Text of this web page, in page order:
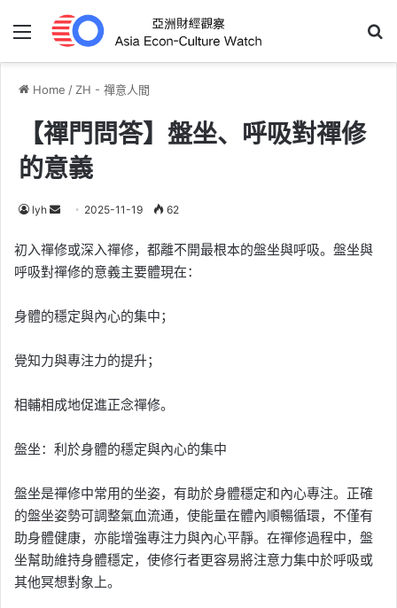
Menu
Home / ZH - 禪意人間
【禪門問答】盤坐、呼吸對禪修
的意義
lyh
Send
email
2025-11-19 62
初入禪修或深入禪修，都離不開最根本的盤坐與呼吸。盤坐與
呼吸對禪修的意義主要體現在：
身體的穩定與內心的集中；
覺知力與專注力的提升；
相輔相成地促進正念禪修。
盤坐：利於身體的穩定與內心的集中
盤坐是禪修中常用的坐姿，有助於身體穩定和內心專注。正確
的盤坐姿勢可調整氣血流通，使能量在體內順暢循環，不僅有
助身體健康，亦能增強專注力與內心平靜。在禪修過程中，盤
坐幫助維持身體穩定，使修行者更容易將注意力集中於呼吸或
其他冥想對象上。